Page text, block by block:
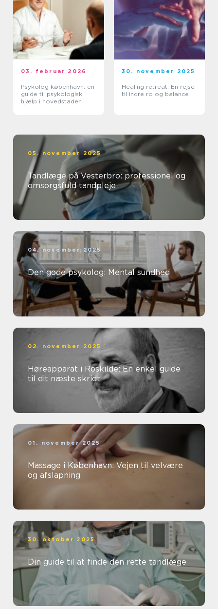
03. februar 2026
Psykolog københavn: en
guide til psykologisk
hjælp i hovedstaden
30. november 2025
Healing retreat: En rejse
til indre ro og balance
05. november 2025
Tandlæge på Vesterbro: professionel og
omsorgsfuld tandpleje
04. november 2025
Den gode psykolog: Mental sundhed
02. november 2025
Høreapparat i Roskilde: En enkel guide
til dit næste skridt
01. november 2025
Massage i København: Vejen til velvære
og afslapning
30. oktober 2025
Din guide til at finde den rette tandlæge